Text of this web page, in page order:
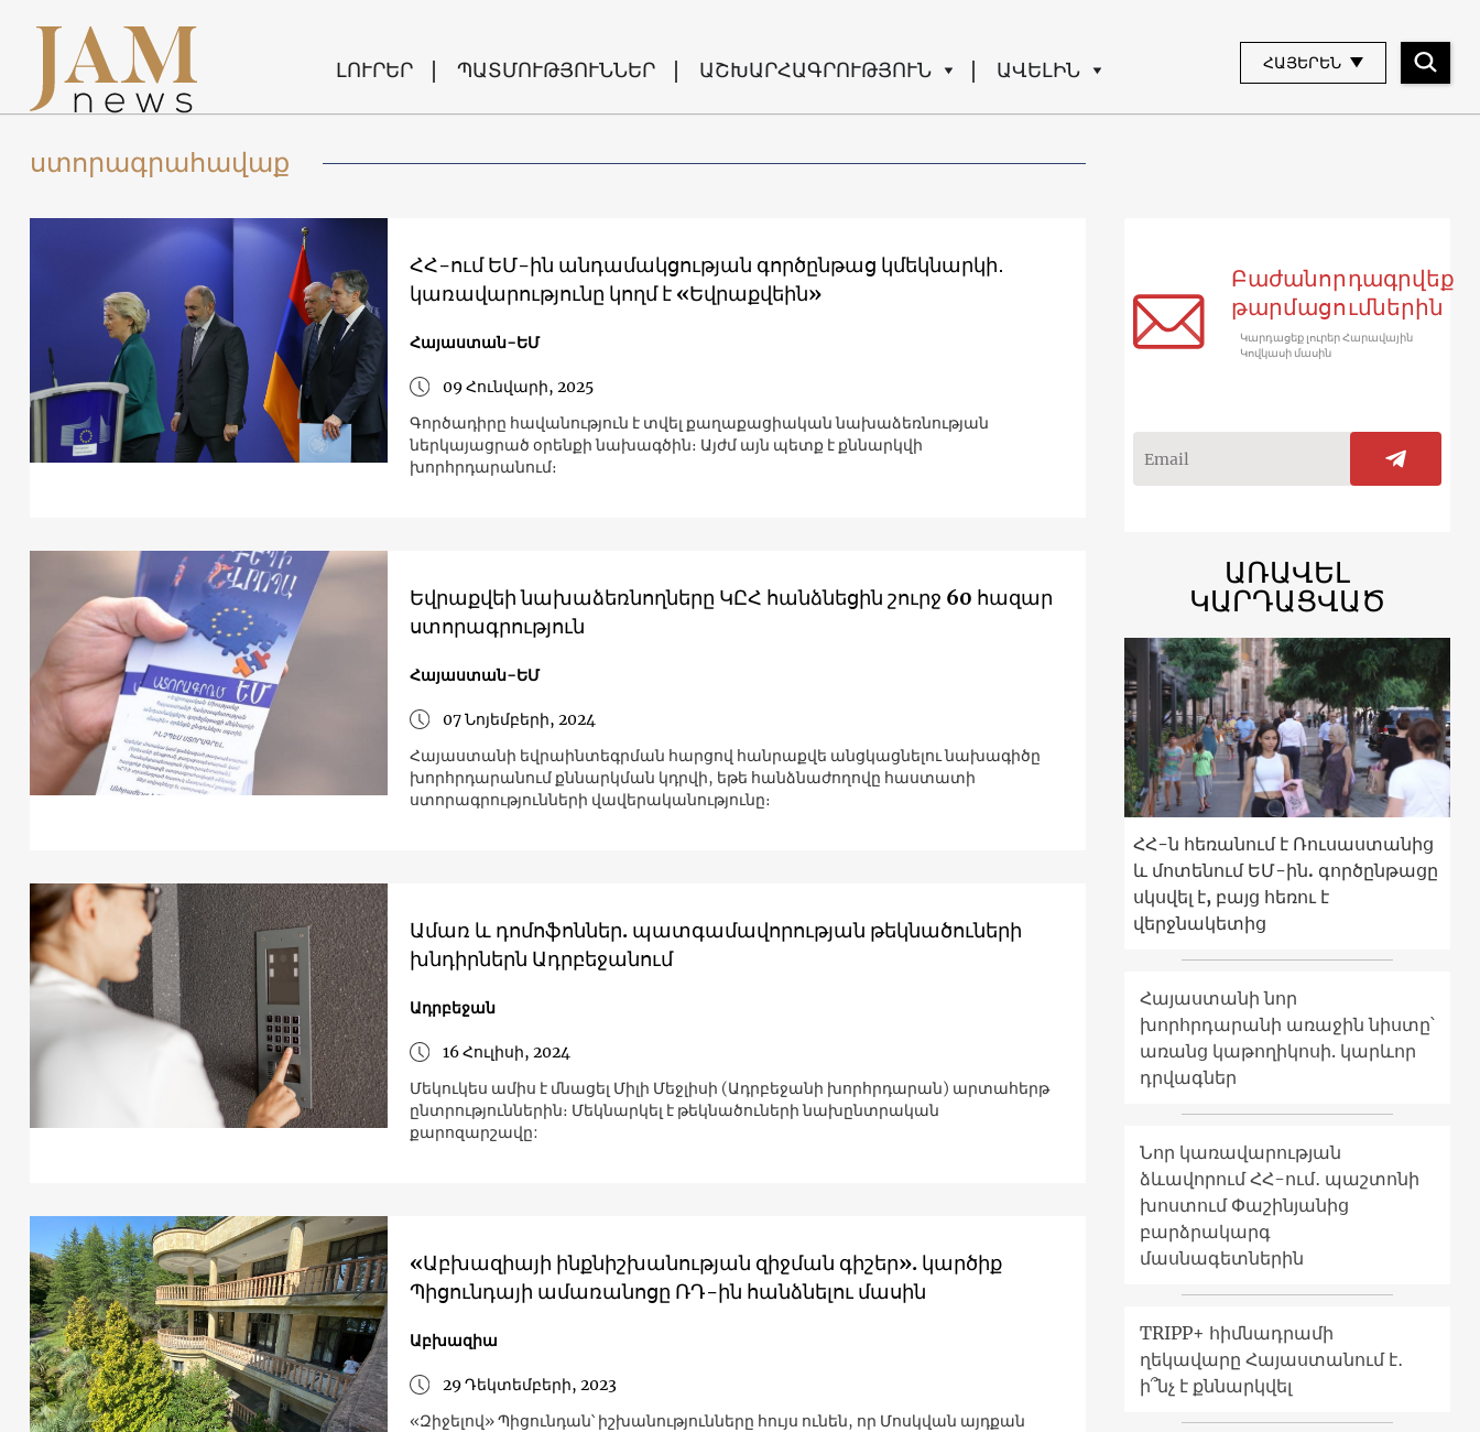
ԼՈՒՐԵՐ ՊԱՏՄՈՒԹՅՈՒՆՆԵՐ ԱՇԽԱՐՀԱԳՐՈՒԹՅՈՒՆ ԱՎԵԼԻՆ ՀԱՅԵՐԵՆ
ստորագրահավաք
ՀՀ-ում ԵՄ-ին անդամակցության գործընթաց կմեկնարկի․
կառավարությունը կողմ է «Եվրաքվեին»
Հայաստան-ԵՄ
09 Հունվարի, 2025
Գործադիրը հավանություն է տվել քաղաքացիական նախաձեռնության
ներկայացրած օրենքի նախագծին։ Այժմ այն պետք է քննարկվի
խորհրդարանում։
Եվրաքվեի նախաձեռնողները ԿԸՀ հանձնեցին շուրջ 60 հազար
ստորագրություն
Հայաստան-ԵՄ
07 Նոյեմբերի, 2024
Հայաստանի եվրաինտեգրման հարցով հանրաքվե անցկացնելու նախագիծը
խորհրդարանում քննարկման կդրվի, եթե հանձնաժողովը հաստատի
ստորագրությունների վավերականությունը։
Ամառ և դոմոֆոններ. պատգամավորության թեկնածուների
խնդիրներն Ադրբեջանում
Ադրբեջան
16 Հուլիսի, 2024
Մեկուկես ամիս է մնացել Միլի Մեջլիսի (Ադրբեջանի խորհրդարան) արտահերթ
ընտրություններին։ Մեկնարկել է թեկնածուների նախընտրական
քարոզարշավը:
«Աբխազիայի ինքնիշխանության զիջման գիշեր». կարծիք
Պիցունդայի ​​ամառանոցը ՌԴ-ին հանձնելու մասին
Աբխազիա
29 Դեկտեմբերի, 2023
«Զիջելով» Պիցունդան՝ իշխանությունները հույս ունեն, որ Մոսկվան այդքան
Բաժանորդագրվեք
թարմացումներին
Կարդացեք լուրեր Հարավային
Կովկասի մասին
ԱՌԱՎԵԼ
ԿԱՐԴԱՑՎԱԾ
ՀՀ-ն հեռանում է Ռուսաստանից
և մոտենում ԵՄ-ին. գործընթացը
սկսվել է, բայց հեռու է
վերջնակետից
Հայաստանի նոր
խորհրդարանի առաջին նիստը՝
առանց կաթողիկոսի. կարևոր
դրվագներ
Նոր կառավարության
ձևավորում ՀՀ-ում․ պաշտոնի
խոստում Փաշինյանից
բարձրակարգ
մասնագետներին
TRIPP+ հիմնադրամի
ղեկավարը Հայաստանում է․
ի՞նչ է քննարկվել